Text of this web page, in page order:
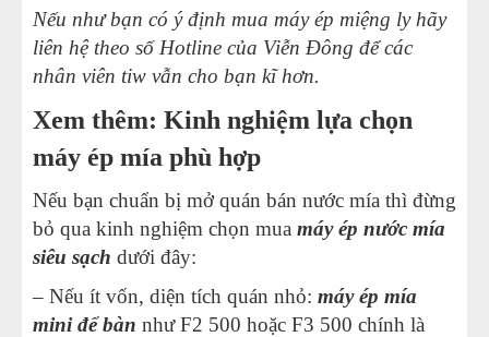
Nếu như bạn có ý định mua máy ép miệng ly hãy
liên hệ theo số Hotline của Viễn Đông để các
nhân viên tiw vẫn cho bạn kĩ hơn.
Xem thêm: Kinh nghiệm lựa chọn
máy ép mía phù hợp
Nếu bạn chuẩn bị mở quán bán nước mía thì đừng
bỏ qua kinh nghiệm chọn mua máy ép nước mía
siêu sạch dưới đây:
– Nếu ít vốn, diện tích quán nhỏ: máy ép mía
mini để bàn như F2 500 hoặc F3 500 chính là